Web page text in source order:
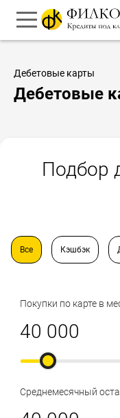
Дебетовые карты
Дебетовые
Подбор
Все Кэшбэк
Покупки по карте в
Среднемесячный